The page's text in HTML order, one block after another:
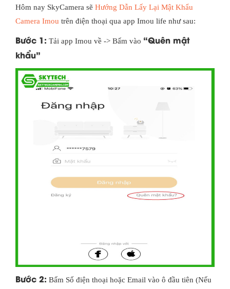
Hôm nay SkyCamera sẽ Hướng Dẫn Lấy Lại Mật Khẩu
Camera Imou trên điện thoại qua app Imou life như sau:
Bước 1: Tải app Imou về -> Bấm vào “Quên mật
khẩu”
Bước 2: Bấm Số điện thoại hoặc Email vào ô đầu tiên (Nếu